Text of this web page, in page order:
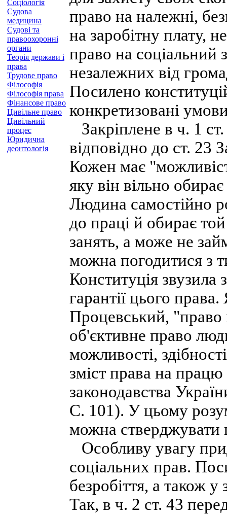
Соціологія
Судова
медицина
Судові та
правоохоронні
органи
Теорія держави і
права
Трудове право
Філософія
Філософія права
Фінансове право
Цивільне право
Цивільний
процес
Юридична
деонтологія
право на належні,
на заробітну плату,
право на соціальний
незалежних від
Посилено
конкретизовані
Закріплене в ч. 1
відповідно до ст. 23
Кожен має
яку він вільно
Людина самостійно
до праці й обирає
занять, а може не
можна погодитися з
Конституція звузила
гарантії цього
Процевський,
об'єктивне право
можливості,
зміст права на
законодавства
С. 101). У цьому
можна стверджувати
Особливу увагу
соціальних прав.
безробіття, а також
Так, в ч. 2 ст. 43